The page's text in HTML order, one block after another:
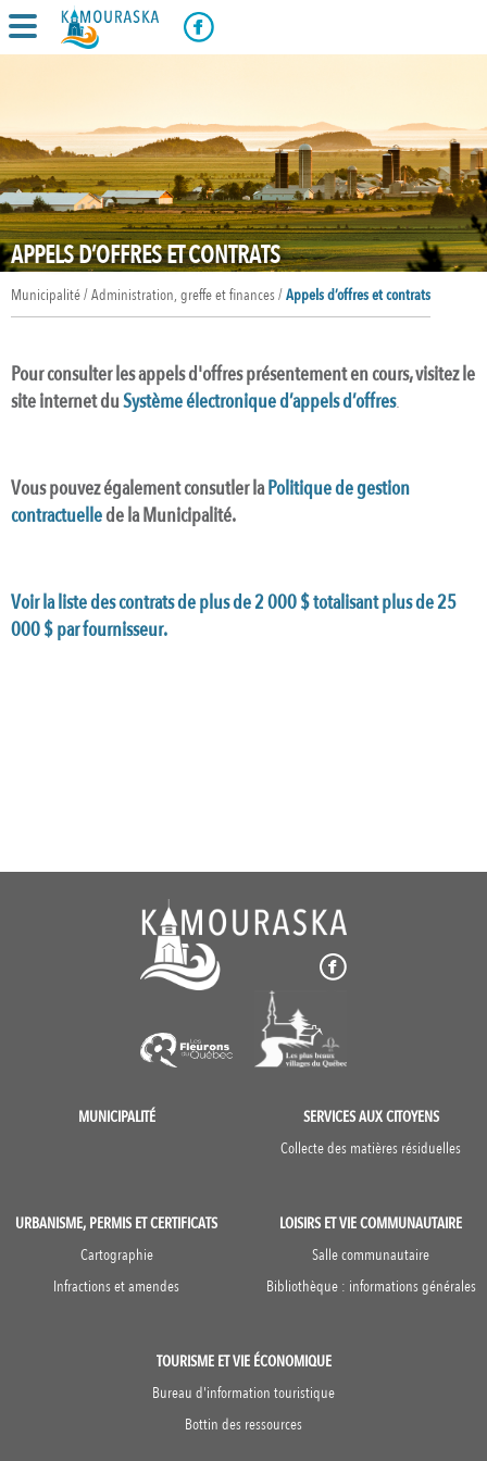
APPELS D’OFFRES ET CONTRATS
Municipalité / Administration, greffe et finances /Appels d’offres et contrats
Pour consulter les appels d'offres présentement en cours, visitez le
site internet duSystème électronique d’appels d’offres.
Vous pouvez également consutler laPolitique de gestion
contractuellede la Municipalité.
Voir la liste des contrats de plus de 2 000 $ totalisant plus de 25
000 $ par fournisseur.
MUNICIPALITÉ
SERVICES AUX CITOYENS
Collecte des matières résiduelles
URBANISME, PERMIS ET CERTIFICATS
Cartographie
Infractions et amendes
LOISIRS ET VIE COMMUNAUTAIRE
Salle communautaire
Bibliothèque : informations générales
TOURISME ET VIE ÉCONOMIQUE
Bureau d'information touristique
Bottin des ressources